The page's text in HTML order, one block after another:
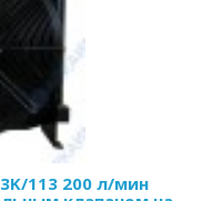
113 200 л/мин